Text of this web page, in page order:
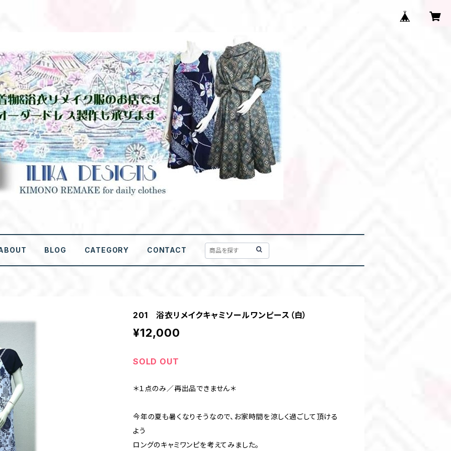
BLOG CATEGORY CONTACT
201 浴衣リメイクキャミソールワンピース（白）
¥12,000
SOLD OUT
＊１点のみ／再出品できません＊
今年の夏も暑くなりそうなので、お家時間を涼しく過ごして頂ける
よう
ロングのキャミワンピを考えてみました。